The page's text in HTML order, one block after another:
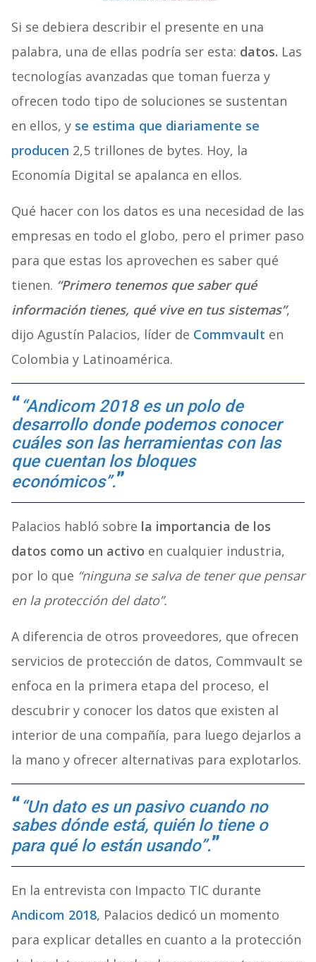
Si se debiera describir el presente en una
palabra, una de ellas podría ser esta: datos. Las
tecnologías avanzadas que toman fuerza y
ofrecen todo tipo de soluciones se sustentan
en ellos, y se estima que diariamente se
producen 2,5 trillones de bytes. Hoy, la
Economía Digital se apalanca en ellos.
Qué hacer con los datos es una necesidad de las
empresas en todo el globo, pero el primer paso
para que estas los aprovechen es saber qué
tienen. “Primero tenemos que saber qué
información tienes, qué vive en tus sistemas”,
dijo Agustín Palacios, líder de Commvault en
Colombia y Latinoamérica.
“Andicom 2018 es un polo de
desarrollo donde podemos conocer
cuáles son las herramientas con las
que cuentan los bloques
económicos”.
Palacios habló sobre la importancia de los
datos como un activo en cualquier industria,
por lo que “ninguna se salva de tener que pensar
en la protección del dato”.
A diferencia de otros proveedores, que ofrecen
servicios de protección de datos, Commvault se
enfoca en la primera etapa del proceso, el
descubrir y conocer los datos que existen al
interior de una compañía, para luego dejarlos a
la mano y ofrecer alternativas para explotarlos.
“Un dato es un pasivo cuando no
sabes dónde está, quién lo tiene o
para qué lo están usando”.
En la entrevista con Impacto TIC durante
Andicom 2018, Palacios dedicó un momento
para explicar detalles en cuanto a la protección